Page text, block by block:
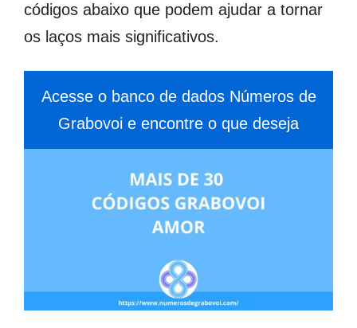
códigos abaixo que podem ajudar a tornar
os laços mais significativos.
Acesse o banco de dados Números de
Grabovoi e encontre o que deseja